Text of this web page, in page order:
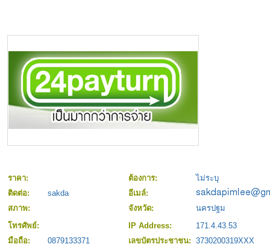
ราคา: ต้องการ:
ไม่ระบุ
ติดต่อ:
sakda
อีเมล์:
สภาพ:
จังหวัด:
นครปฐม
โทรศัพย์:
IP Address:
171.4.43.53
มือถือ:
0879133371 เลขบัตรประชาชน: 3730200319XXX